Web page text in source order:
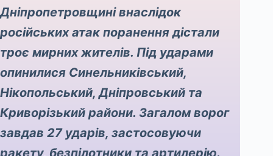
Дніпропетровщині внаслідок
російських атак поранення дістали
троє мирних жителів. Під ударами
опинилися Синельниківський,
Нікопольський, Дніпровський та
Криворізький райони. Загалом ворог
завдав 27 ударів, застосовуючи
ракету, безпілотники та артилерію.